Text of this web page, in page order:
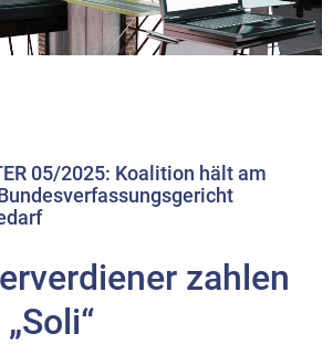
05/2025: Koalition hält am
zahlen